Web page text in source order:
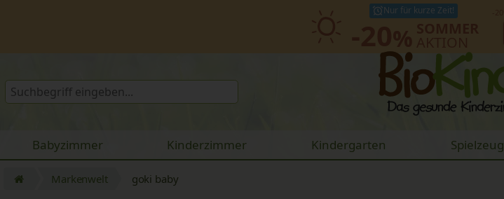
Nur für kurze Zeit!
Babyzimmer Kinderzimmer Kindergarten Spielzeug
Markenwelt goki baby